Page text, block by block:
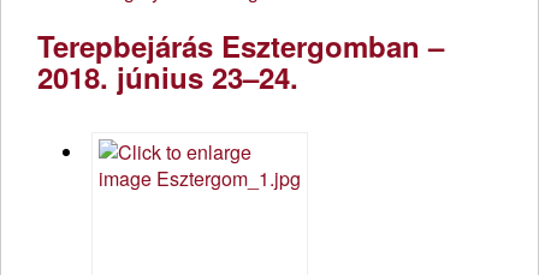
Terepbejárás Esztergomban –
2018. június 23–24.